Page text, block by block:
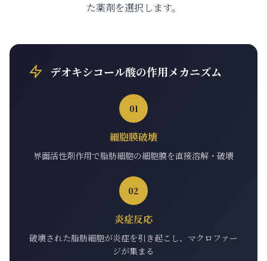
た薬剤を選択します。
デオキシコール酸の作用メカニズム
01
細胞膜破壊
界面活性剤作用で脂肪細胞の細胞膜を直接溶解・破壊
02
炎症反応
破壊された脂肪細胞が炎症を引き起こし、マクロファー
ジが集まる